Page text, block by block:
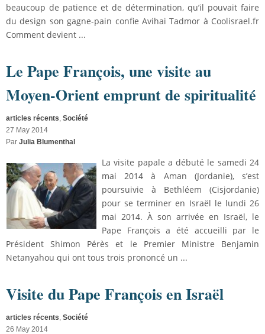
beaucoup de patience et de détermination, qu’il pouvait faire
du design son gagne-pain confie Avihai Tadmor à Coolisrael.fr
Comment devient ...
Le Pape François, une visite au
Moyen-Orient emprunt de spiritualité
articles récents, Société
27 May 2014
Par Julia Blumenthal
La visite papale a débuté le samedi 24
mai 2014 à Aman (Jordanie), s’est
poursuivie à Bethléem (Cisjordanie)
pour se terminer en Israël le lundi 26
mai 2014. À son arrivée en Israël, le
Pape François a été accueilli par le
Président Shimon Pérès et le Premier Ministre Benjamin
Netanyahou qui ont tous trois prononcé un ...
Visite du Pape François en Israël
articles récents, Société
26 May 2014